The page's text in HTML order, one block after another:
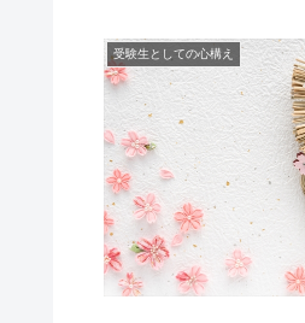
受験生としての心構え